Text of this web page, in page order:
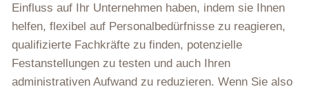
Einfluss auf Ihr Unternehmen haben, indem sie Ihnen
helfen, flexibel auf Personalbedürfnisse zu reagieren,
qualifizierte Fachkräfte zu finden, potenzielle
Festanstellungen zu testen und auch Ihren
administrativen Aufwand zu reduzieren. Wenn Sie also